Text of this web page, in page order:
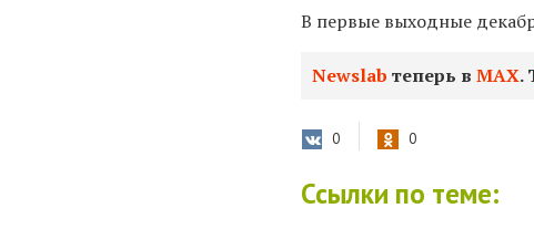
В первые выходные
Newslab теперь вМАХ.
0 0
Ссылки по теме: